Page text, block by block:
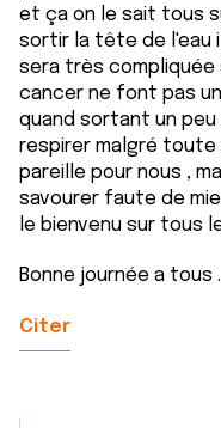
et ça on le sait tous
sortir la tête de l'eau
sera très
cancer ne font pas
quand sortant un peu
respirer malgré
pareille pour nous ,
savourer faute de
le bienvenu sur tous
Bonne journée a tous
Citer